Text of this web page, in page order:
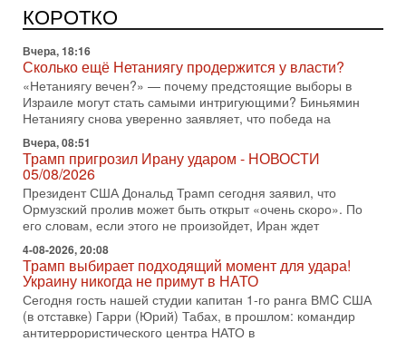
КОРОТКО
«Нетаниягу вечен?» — почему предстоящие выборы в
Израиле могут стать самыми интригующими? Биньямин
Нетаниягу снова уверенно заявляет, что победа на
Вчера, 08:51
Трамп пригрозил Ирану ударом - НОВОСТИ
05/08/2026
Президент США Дональд Трамп сегодня заявил, что
Ормузский пролив может быть открыт «очень скоро». По
его словам, если этого не произойдет, Иран ждет
4-08-2026, 20:08
Трамп выбирает подходящий момент для удара!
Украину никогда не примут в НАТО
Сегодня гость нашей студии капитан 1-го ранга ВМC США
(в отставке) Гарри (Юрий) Табах, в прошлом: командир
антитеррористического центра НАТО в
3-08-2026, 19:07
«Либо в армию — либо в тюрьму?»
Ситуация вокруг призыва ультраортодоксов в ЦАХАЛ
достигла точки кипения. Попытки принять закон,